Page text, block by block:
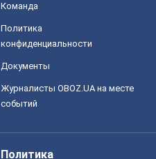
Команда
Политика
конфиденциальности
Документы
Журналисты OBOZ.UA на месте
событий
Политика